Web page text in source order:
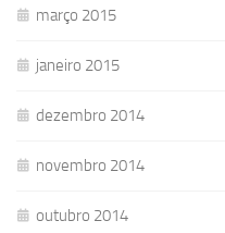
março 2015
janeiro 2015
dezembro 2014
novembro 2014
outubro 2014